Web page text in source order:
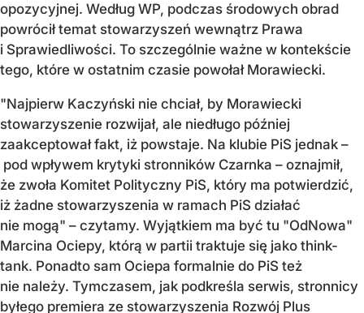
opozycyjnej. Według WP, podczas środowych obrad
powrócił temat stowarzyszeń wewnątrz Prawa
i Sprawiedliwości. To szczególnie ważne w kontekście
tego, które w ostatnim czasie powołał Morawiecki.
"Najpierw Kaczyński nie chciał, by Morawiecki
stowarzyszenie rozwijał, ale niedługo później
zaakceptował fakt, iż powstaje. Na klubie PiS jednak –
pod wpływem krytyki stronników Czarnka – oznajmił,
że zwoła Komitet Polityczny PiS, który ma potwierdzić,
iż żadne stowarzyszenia w ramach PiS działać
nie mogą" – czytamy. Wyjątkiem ma być tu "OdNowa"
Marcina Ociepy, którą w partii traktuje się jako think-
tank. Ponadto sam Ociepa formalnie do PiS też
nie należy. Tymczasem, jak podkreśla serwis, stronnicy
byłego premiera ze stowarzyszenia Rozwój Plus